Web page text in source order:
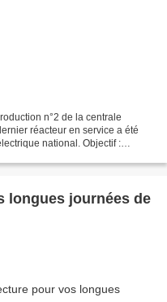
n°2 de la centrale
réacteur en service a été
national. Objectif :
longues journées de